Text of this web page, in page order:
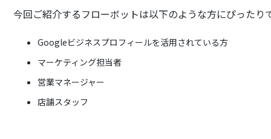
今回ご紹介するフローボットは以下のような方にぴったり
Googleビジネスプロフィールを活用されている方
マーケティング担当者
営業マネージャー
店舗スタッフ